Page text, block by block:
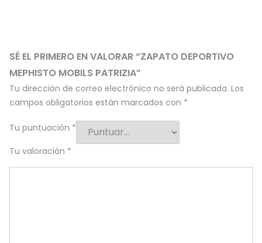
SÉ EL PRIMERO EN VALORAR “ZAPATO DEPORTIVO
MEPHISTO MOBILS PATRIZIA”
Tu dirección de correo electrónico no será publicada. Los
campos obligatorios están marcados con *
Tu puntuación *
Tu valoración *